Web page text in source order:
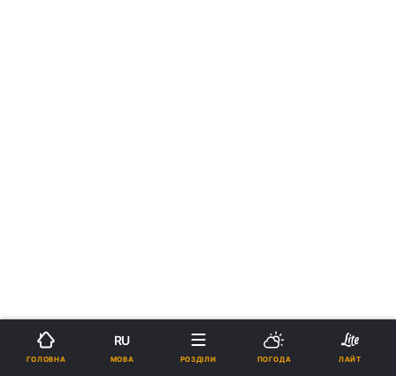
ГОЛОВНА
RU
МОВА РОЗДІЛИ ПОГОДА ЛАЙТ